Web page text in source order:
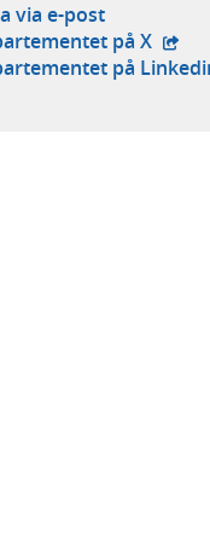
via e-post
på X -
på